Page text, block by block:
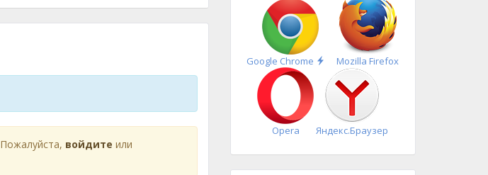
войдите или
Google Chrome
Быстрая
установка
Mozilla Firefox
Opera Яндекс.Браузер